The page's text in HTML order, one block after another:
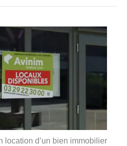
location d’un bien immobilier